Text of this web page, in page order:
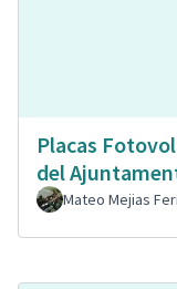
Placas
del
Mateo Mejias